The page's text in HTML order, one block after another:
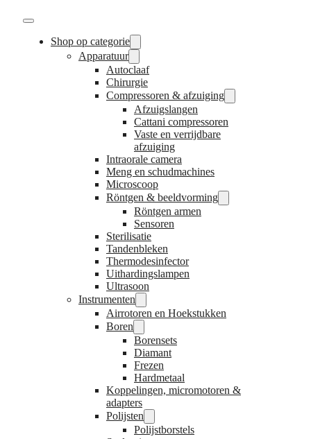
Shop op categorie
Apparatuur
Autoclaaf
Chirurgie
Compressoren & afzuiging
Afzuigslangen
Cattani compressoren
Vaste en verrijdbare
afzuiging
Intraorale camera
Meng en schudmachines
Microscoop
Röntgen & beeldvorming
Röntgen armen
Sensoren
Sterilisatie
Tandenbleken
Thermodesinfector
Uithardingslampen
Ultrasoon
Instrumenten
Airrotoren en Hoekstukken
Boren
Borensets
Diamant
Frezen
Hardmetaal
Koppelingen, micromotoren &
adapters
Polijsten
Polijstborstels